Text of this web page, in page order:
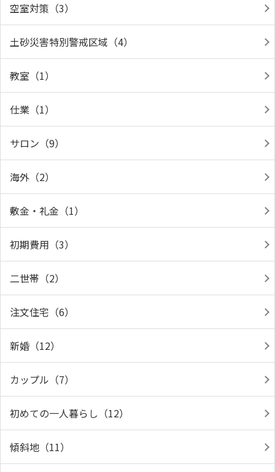
空室対策（3）
土砂災害特別警戒区域（4）
教室（1）
仕業（1）
サロン（9）
海外（2）
敷金・礼金（1）
初期費用（3）
二世帯（2）
注文住宅（6）
新婚（12）
カップル（7）
初めての一人暮らし（12）
傾斜地（11）